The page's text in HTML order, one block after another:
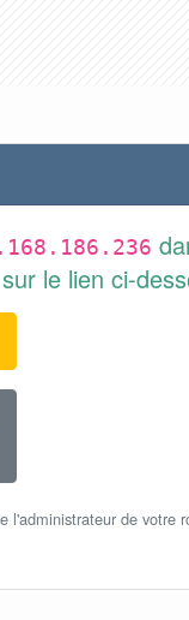
le lien ci-
l'administrateur de votre